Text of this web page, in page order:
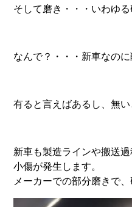
そして磨き・・・いわゆる
なんで？・・・新車なの
有ると言えばあるし、無い
新車も製造ラインや搬送
小傷が発生します。
メーカーでの部分磨きで